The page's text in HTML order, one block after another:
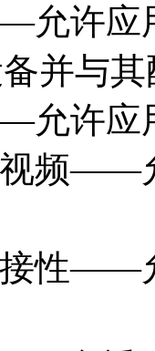
允许应
并与
允许应
频——
性——